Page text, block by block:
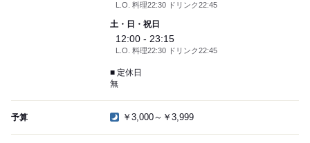
L.O. 料理22:30 ドリンク22:45
土・日・祝日
12:00 - 23:15
L.O. 料理22:30 ドリンク22:45
■ 定休日
無
予算 ￥3,000～￥3,999